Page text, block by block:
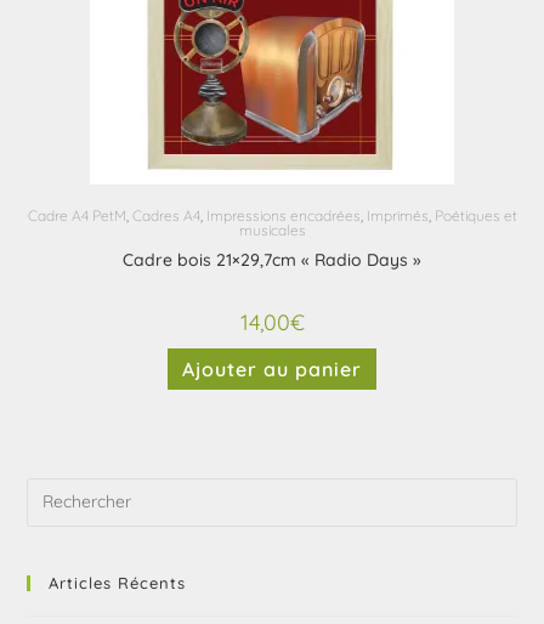
Cadre A4 PetM, Cadres A4, Impressions encadrées, Imprimés, Poétiques et
musicales
Cadre bois 21×29,7cm « Radio Days »
14,00€
Ajouter au panier
Articles Récents